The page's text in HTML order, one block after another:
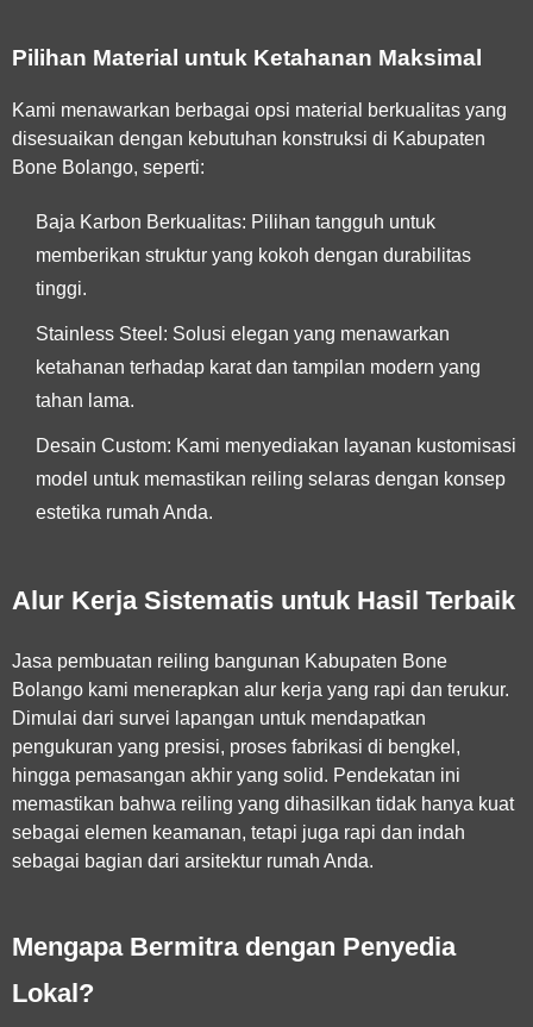
Pilihan Material untuk Ketahanan Maksimal
Kami menawarkan berbagai opsi material berkualitas yang
disesuaikan dengan kebutuhan konstruksi di Kabupaten
Bone Bolango, seperti:
Baja Karbon Berkualitas: Pilihan tangguh untuk
memberikan struktur yang kokoh dengan durabilitas
tinggi.
Stainless Steel: Solusi elegan yang menawarkan
ketahanan terhadap karat dan tampilan modern yang
tahan lama.
Desain Custom: Kami menyediakan layanan kustomisasi
model untuk memastikan reiling selaras dengan konsep
estetika rumah Anda.
Alur Kerja Sistematis untuk Hasil Terbaik
Jasa pembuatan reiling bangunan Kabupaten Bone
Bolango kami menerapkan alur kerja yang rapi dan terukur.
Dimulai dari survei lapangan untuk mendapatkan
pengukuran yang presisi, proses fabrikasi di bengkel,
hingga pemasangan akhir yang solid. Pendekatan ini
memastikan bahwa reiling yang dihasilkan tidak hanya kuat
sebagai elemen keamanan, tetapi juga rapi dan indah
sebagai bagian dari arsitektur rumah Anda.
Mengapa Bermitra dengan Penyedia
Lokal?